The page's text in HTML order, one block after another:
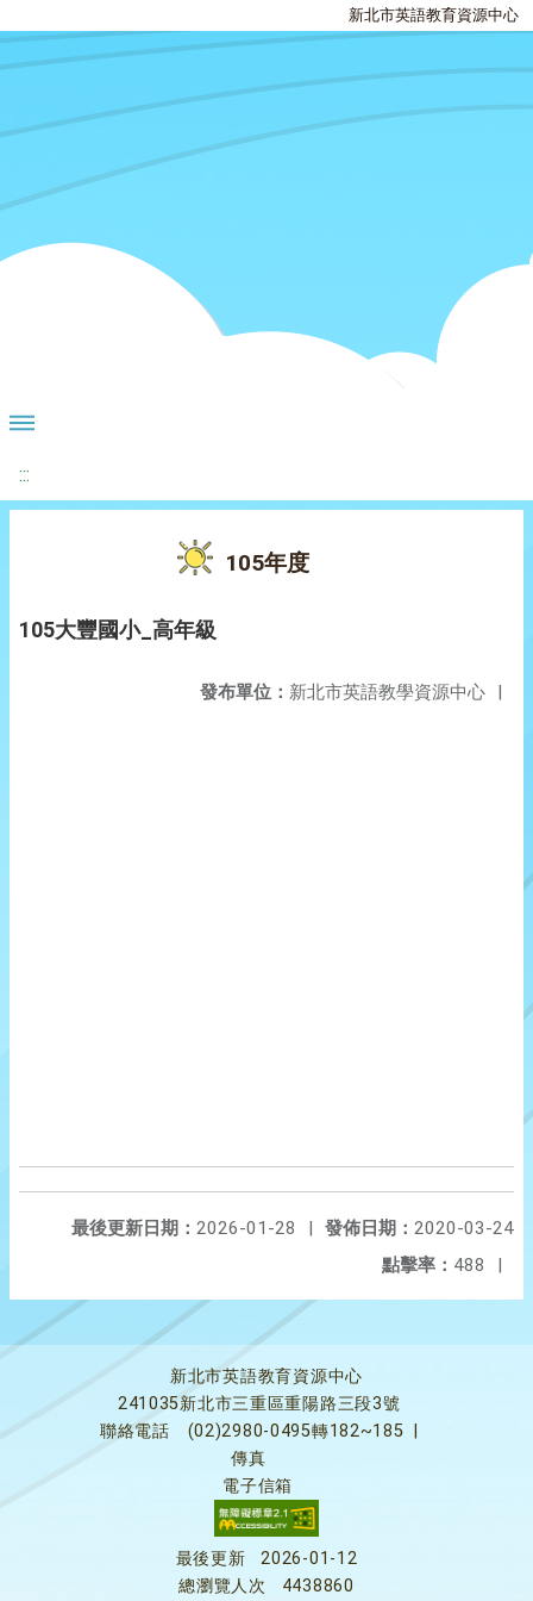
新北市英語教育資源中心
:::
105年度
105大豐國小_高年級
發布單位： 新北市英語教學資源中心 |
發佈日期： 2020-03-24
最後更新日期： 2026-01-28
|
點擊率： 488 |
新北市英語教育資源中心
241035新北市三重區重陽路三段3號
聯絡電話
(02)2980-0495轉182~185
傳真
電子信箱
最後更新
2026-01-12
總瀏覽人次
4438860